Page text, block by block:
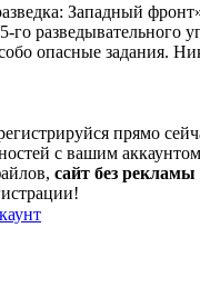
Западный
го разведывательного
опасные задания.
прямо
с вашим
сайт без рекламы